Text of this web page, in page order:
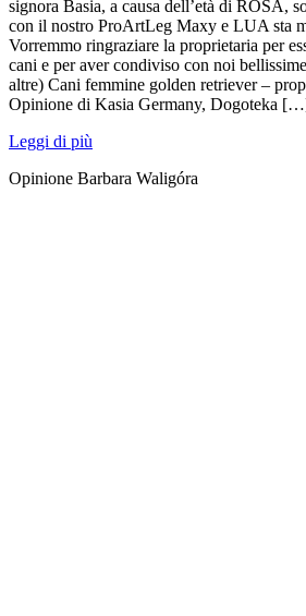
signora Basia, a causa dell’età di ROSA,
con il nostro ProArtLeg Maxy e LUA sta
Vorremmo ringraziare la proprietaria per
cani e per aver condiviso con noi
altre) Cani femmine golden retriever –
Opinione di Kasia Germany, Dogoteka
Leggi di più
Opinione Barbara Waligóra